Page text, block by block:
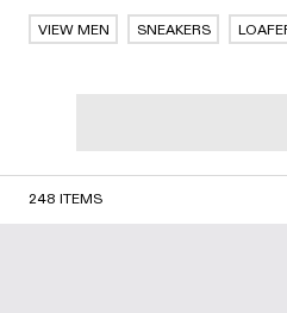
VIEW MEN SNEAKERS
248 ITEMS